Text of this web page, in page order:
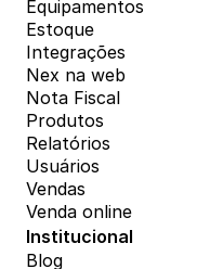
Equipamentos
Estoque
Integrações
Nex na web
Nota Fiscal
Produtos
Relatórios
Usuários
Vendas
Venda online
Institucional
Blog